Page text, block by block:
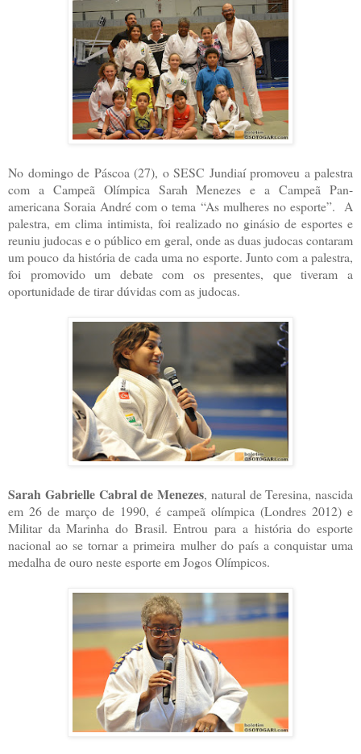
No domingo de Páscoa (27), o SESC Jundiaí promoveu a palestra
com a Campeã Olímpica Sarah Menezes e a Campeã Pan-
americana Soraia André com o tema “As mulheres no esporte”. A
palestra, em clima intimista, foi realizado no ginásio de esportes e
reuniu judocas e o público em geral, onde as duas judocas contaram
um pouco da história de cada uma no esporte. Junto com a palestra,
foi promovido um debate com os presentes, que tiveram a
oportunidade de tirar dúvidas com as judocas.
Sarah Gabrielle Cabral de Menezes, natural de Teresina, nascida
em 26 de março de 1990, é campeã olímpica (Londres 2012) e
Militar da Marinha do Brasil. Entrou para a história do esporte
nacional ao se tornar a primeira mulher do país a conquistar uma
medalha de ouro neste esporte em Jogos Olímpicos.